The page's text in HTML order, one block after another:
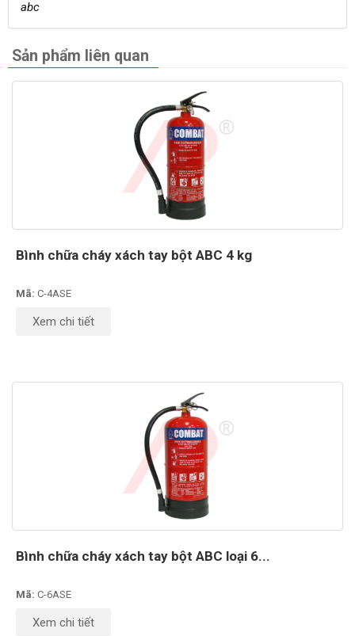
abc
Sản phẩm liên quan
Bình chữa cháy xách tay bột ABC 4 kg
Mã: C-4ASE
Xem chi tiết
Bình chữa cháy xách tay bột ABC loại 6...
Mã: C-6ASE
Xem chi tiết